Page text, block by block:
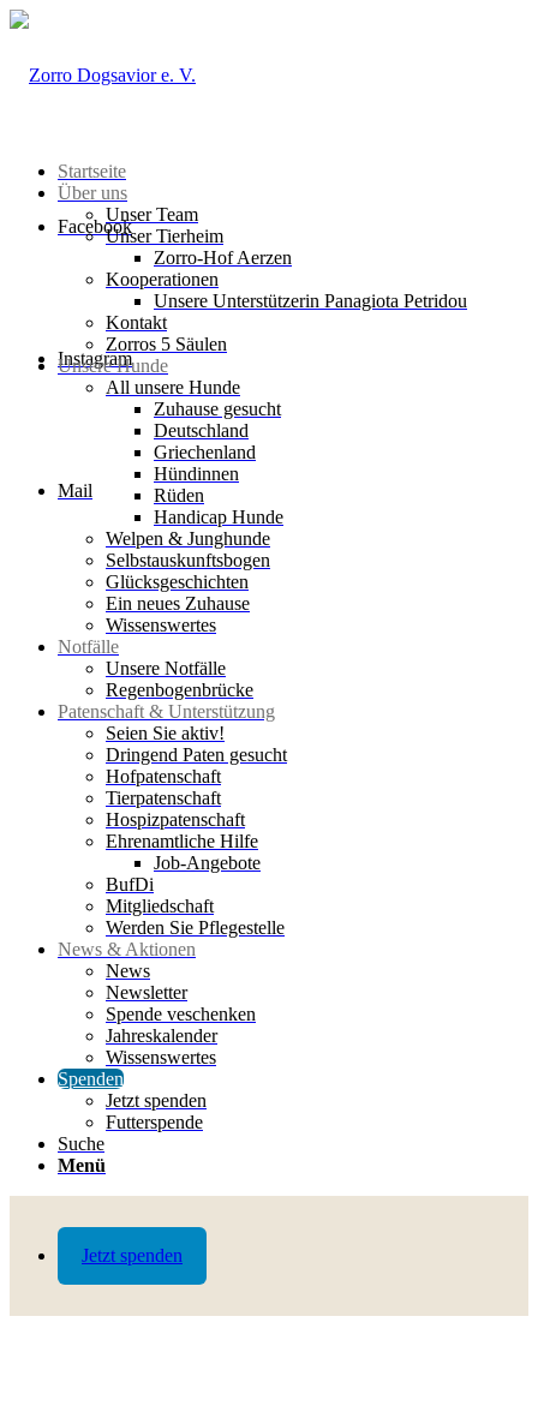
Jetzt spenden
Facebook
Instagram
Mail
Startseite
Über uns
Unser Team
Unser Tierheim
Zorro-Hof Aerzen
Kooperationen
Unsere Unterstützerin Panagiota Petridou
Kontakt
Zorros 5 Säulen
Unsere Hunde
All unsere Hunde
Zuhause gesucht
Deutschland
Griechenland
Hündinnen
Rüden
Handicap Hunde
Welpen & Junghunde
Selbstauskunftsbogen
Glücksgeschichten
Ein neues Zuhause
Wissenswertes
Notfälle
Unsere Notfälle
Regenbogenbrücke
Patenschaft & Unterstützung
Seien Sie aktiv!
Dringend Paten gesucht
Hofpatenschaft
Tierpatenschaft
Hospizpatenschaft
Ehrenamtliche Hilfe
Job-Angebote
BufDi
Mitgliedschaft
Werden Sie Pflegestelle
News & Aktionen
News
Newsletter
Spende veschenken
Jahreskalender
Wissenswertes
Spenden
Jetzt spenden
Futterspende
Suche
Menü